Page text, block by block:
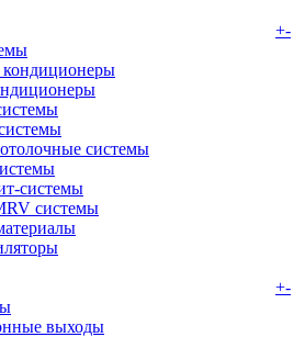
+-
системы
системы
системы
+-
выходы